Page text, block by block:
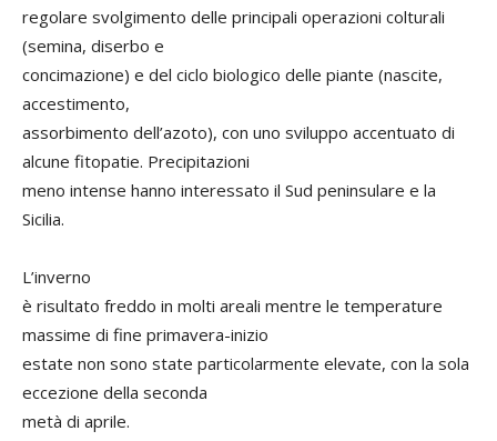
regolare svolgimento delle principali operazioni colturali
(semina, diserbo e
concimazione) e del ciclo biologico delle piante (nascite,
accestimento,
assorbimento dell’azoto), con uno sviluppo accentuato di
alcune fitopatie. Precipitazioni
meno intense hanno interessato il Sud peninsulare e la
Sicilia.
L’inverno
è risultato freddo in molti areali mentre le temperature
massime di fine primavera-inizio
estate non sono state particolarmente elevate, con la sola
eccezione della seconda
metà di aprile.